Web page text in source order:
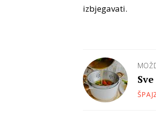
izbjegavati.